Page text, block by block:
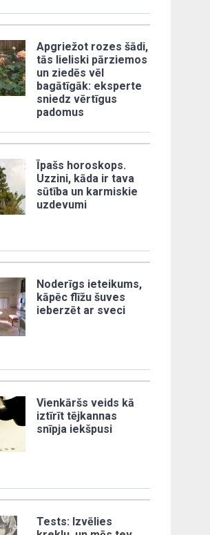
Apgriežot rozes šādi,
tās lieliski pārziemos
un ziedēs vēl
bagātīgāk: eksperte
sniedz vērtīgus
padomus
Īpašs horoskops.
Uzzini, kāda ir tava
sūtība un karmiskie
uzdevumi
Noderīgs ieteikums,
kāpēc flīžu šuves
ieberzēt ar sveci
Vienkāršs veids kā
iztīrīt tējkannas
snīpja iekšpusi
Tests: Izvēlies